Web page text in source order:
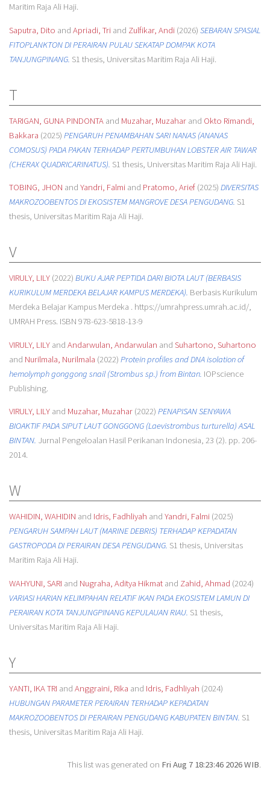
Maritim Raja Ali Haji.
Saputra, Dito and Apriadi, Triand Zulfikar, Andi(2026) SEBARAN SPASIAL
FITOPLANKTON DI PERAIRAN PULAU SEKATAP DOMPAK KOTA
TANJUNGPINANG. S1 thesis, Universitas Maritim Raja Ali Haji.
T
TARIGAN, GUNA PINDONTA and Muzahar, Muzaharand Okto Rimandi,
Bakkara (2025) PENGARUH PENAMBAHAN SARI NANAS (ANANAS
COMOSUS) PADA PAKAN TERHADAP PERTUMBUHAN LOBSTER AIR TAWAR
(CHERAX QUADRICARINATUS). S1 thesis, Universitas Maritim Raja Ali Haji.
TOBING, JHON and Yandri, Falmiand Pratomo, Arief(2025) DIVERSITAS
MAKROZOOBENTOS DI EKOSISTEM MANGROVE DESA PENGUDANG. S1
thesis, Universitas Maritim Raja Ali Haji.
V
VIRULY, LILY(2022) BUKU AJAR PEPTIDA DARI BIOTA LAUT (BERBASIS
KURIKULUM MERDEKA BELAJAR KAMPUS MERDEKA). Berbasis Kurikulum
Merdeka Belajar Kampus Merdeka . https://umrahpress.umrah.ac.id/,
UMRAH Press. ISBN 978-623-5818-13-9
VIRULY, LILYand Andarwulan, Andarwulan and Suhartono, Suhartono
and Nurilmala, Nurilmala (2022) Protein profiles and DNA isolation of
hemolymph gonggong snail (Strombus sp.) from Bintan. IOPscience
Publishing.
VIRULY, LILYand Muzahar, Muzahar(2022) PENAPISAN SENYAWA
BIOAKTIF PADA SIPUT LAUT GONGGONG (Laevistrombus turturella) ASAL
BINTAN. Jurnal Pengeloalan Hasil Perikanan Indonesia, 23 (2). pp. 206-
2014.
W
WAHIDIN, WAHIDIN and Idris, Fadhliyah and Yandri, Falmi(2025)
PENGARUH SAMPAH LAUT (MARINE DEBRIS) TERHADAP KEPADATAN
GASTROPODA DI PERAIRAN DESA PENGUDANG. S1 thesis, Universitas
Maritim Raja Ali Haji.
WAHYUNI, SARI and Nugraha, Aditya Hikmatand Zahid, Ahmad (2024)
VARIASI HARIAN KELIMPAHAN RELATIF IKAN PADA EKOSISTEM LAMUN DI
PERAIRAN KOTA TANJUNGPINANG KEPULAUAN RIAU. S1 thesis,
Universitas Maritim Raja Ali Haji.
Y
YANTI, IKA TRI and Anggraini, Rika and Idris, Fadhliyah (2024)
HUBUNGAN PARAMETER PERAIRAN TERHADAP KEPADATAN
MAKROZOOBENTOS DI PERAIRAN PENGUDANG KABUPATEN BINTAN. S1
thesis, Universitas Maritim Raja Ali Haji.
This list was generated on Fri Aug 7 18:23:46 2026 WIB.